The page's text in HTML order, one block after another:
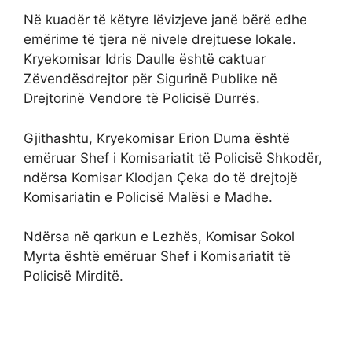
Në kuadër të këtyre lëvizjeve janë bërë edhe
emërime të tjera në nivele drejtuese lokale.
Kryekomisar Idris Daulle është caktuar
Zëvendësdrejtor për Sigurinë Publike në
Drejtorinë Vendore të Policisë Durrës.
Gjithashtu, Kryekomisar Erion Duma është
emëruar Shef i Komisariatit të Policisë Shkodër,
ndërsa Komisar Klodjan Çeka do të drejtojë
Komisariatin e Policisë Malësi e Madhe.
Ndërsa në qarkun e Lezhës, Komisar Sokol
Myrta është emëruar Shef i Komisariatit të
Policisë Mirditë.